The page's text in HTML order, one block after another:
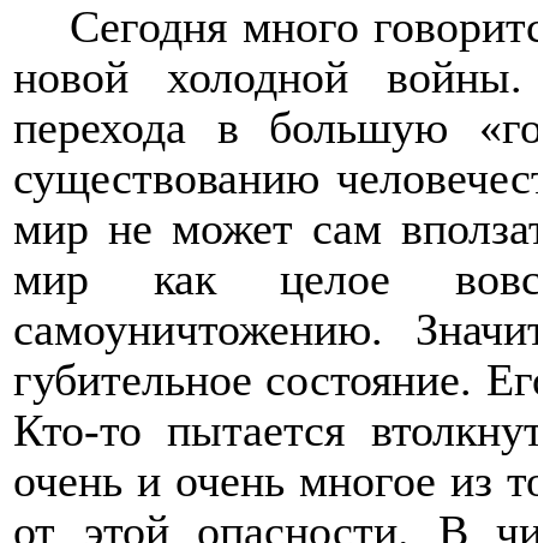
Сегодня много
новой холодной
перехода в большую
существованию
мир не может сам
мир как целое
самоуничтожению.
губительное состояние.
Кто-то пытается
очень и очень многое из
от этой опасности. В